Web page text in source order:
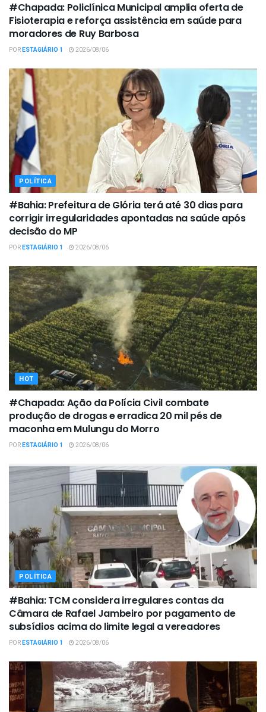
#Chapada: Policlínica Municipal amplia oferta de
Fisioterapia e reforça assistência em saúde para
moradores de Ruy Barbosa
PORESTAGIÁRIO 1 2026/08/06
POLÍTICA
#Bahia: Prefeitura de Glória terá até 30 dias para
corrigir irregularidades apontadas na saúde após
decisão do MP
PORESTAGIÁRIO 1 2026/08/06
HOT
#Chapada: Ação da Polícia Civil combate
produção de drogas e erradica 20 mil pés de
maconha em Mulungu do Morro
PORESTAGIÁRIO 1 2026/08/06
POLÍTICA
#Bahia: TCM considera irregulares contas da
Câmara de Rafael Jambeiro por pagamento de
subsídios acima do limite legal a vereadores
PORESTAGIÁRIO 1 2026/08/06